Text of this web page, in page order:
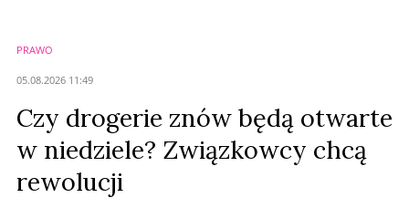
PRAWO
05.08.2026 11:49
Czy drogerie znów będą otwarte
w niedziele? Związkowcy chcą
rewolucji